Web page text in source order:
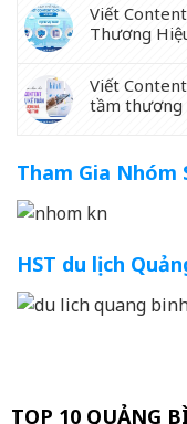
Viết
Thương
Viết
tầm thương
Tham Gia Nhóm
HST du lịch
TOP 10 QUẢNG